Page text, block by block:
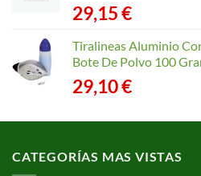
29,15€
Tiralineas Aluminio
Bote De Polvo 100
29,10€
CATEGORÍAS MAS VISTAS